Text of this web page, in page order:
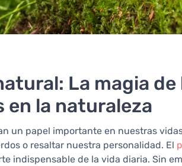
La magia
en la naturaleza
un papel importante en nuestras
o resaltar nuestra personalidad. El
indispensable de la vida diaria. Sin